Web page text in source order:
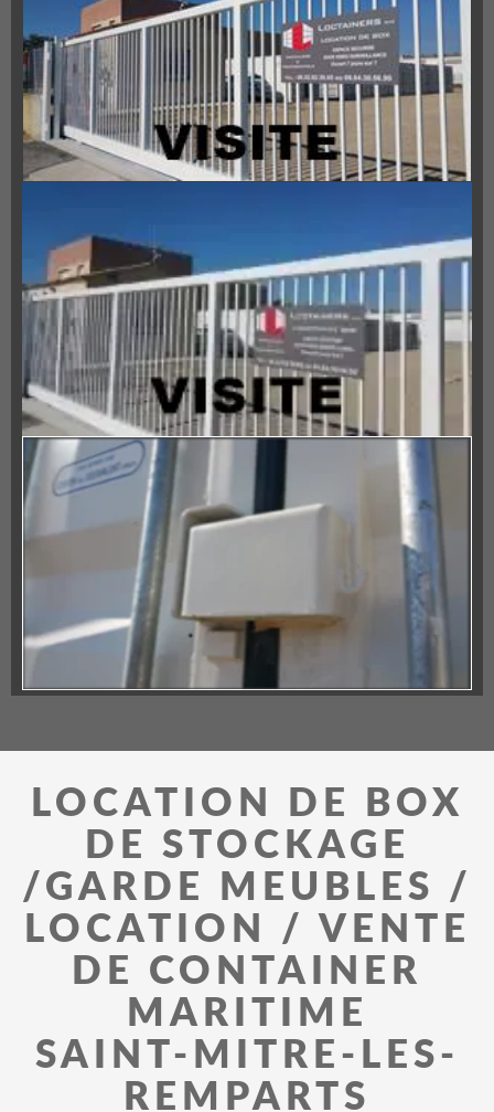
LOCATION DE BOX
DE STOCKAGE
/GARDE MEUBLES /
LOCATION / VENTE
DE CONTAINER
MARITIME
SAINT-MITRE-LES-
REMPARTS